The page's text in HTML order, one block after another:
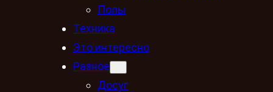
Полы
Техника
Это интересно
Разное
Досуг